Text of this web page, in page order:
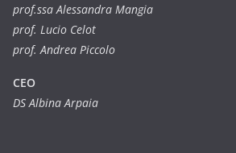
prof.ssa Alessandra Mangia
prof. Lucio Celot
prof. Andrea Piccolo
CEO
DS Albina Arpaia